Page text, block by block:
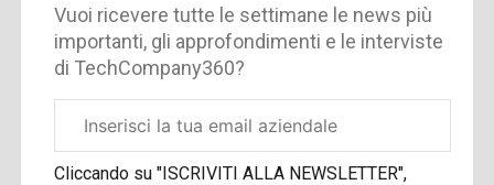
Vuoi ricevere tutte le settimane le news più
importanti, gli approfondimenti e le interviste
di TechCompany360?
aziendale
Cliccando su "ISCRIVITI ALLA NEWSLETTER",